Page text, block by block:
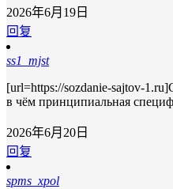
2026年6月19日
回复
ss1_mjst
[url=https://sozdanie-sajtov-
в чём принципиальная
2026年6月20日
回复
spms_xpol